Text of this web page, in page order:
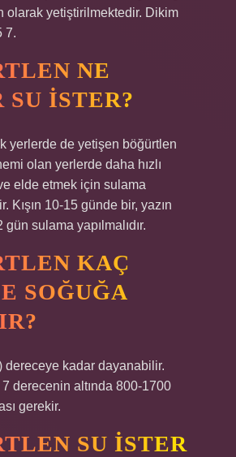
olarak yetiştirilmektedir. Dikim
7.
NE
SU ISTER?
yerlerde de yetişen böğürtlen
olan yerlerde daha hızlı
elde etmek için sulama
Kışın 10-15 günde bir, yazın
sulama yapılmalıdır.
KAÇ
SOĞUĞA
dereceye kadar dayanabilir.
derecenin altında 800-1700
gerekir.
SU ISTER